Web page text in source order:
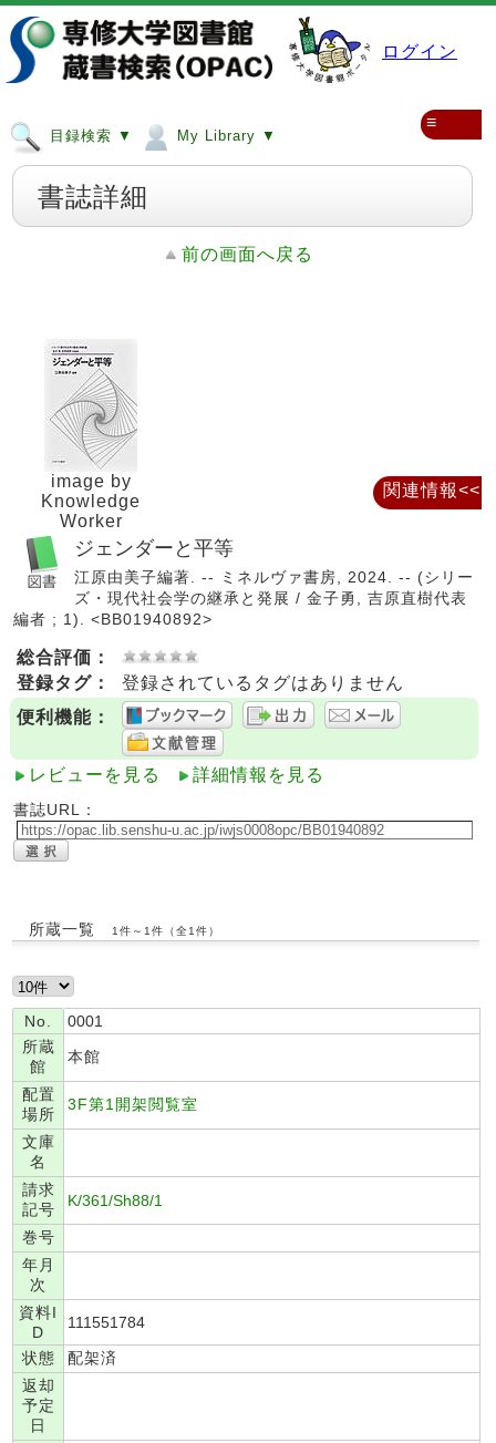
ログイン
目録検索 ▼ My Library ▼
≡
書誌詳細
前の画面へ戻る
image by
Knowledge
Worker
ジェンダーと平等
江原由美子編著. -- ミネルヴァ書房, 2024. -- (シリー
ズ・現代社会学の継承と発展 / 金子勇, 吉原直樹代表
編者 ; 1). <BB01940892>
総合評価：
登録タグ：
登録されているタグはありません
便利機能：
レビューを見る 詳細情報を見る
書誌URL：
所蔵一覧 1件～1件（全1件）
No.
0001
所蔵
館
本館
配置
場所
3F第1開架閲覧室
文庫
名
請求
記号
K/361/Sh88/1
巻号
年月
次
資料I
D
111551784
状態
配架済
返却
予定
日
関連情報<<